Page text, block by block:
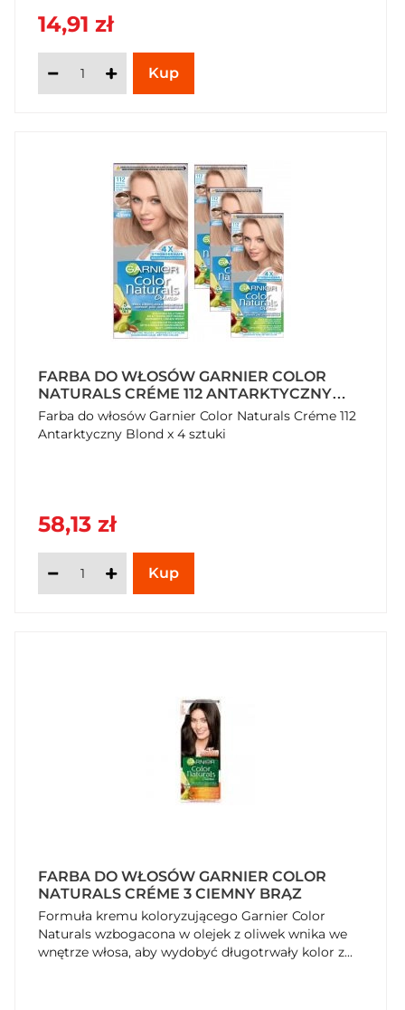
14,91 zł
FARBA DO WŁOSÓW GARNIER COLOR
NATURALS CRÉME 112 ANTARKTYCZNY
BLOND X 4 SZTUKI
Farba do włosów Garnier Color Naturals Créme 112
Antarktyczny Blond x 4 sztuki
58,13 zł
FARBA DO WŁOSÓW GARNIER COLOR
NATURALS CRÉME 3 CIEMNY BRĄZ
Formuła kremu koloryzującego Garnier Color
Naturals wzbogacona w olejek z oliwek wnika we
wnętrze włosa, aby wydobyć długotrwały kolor z...